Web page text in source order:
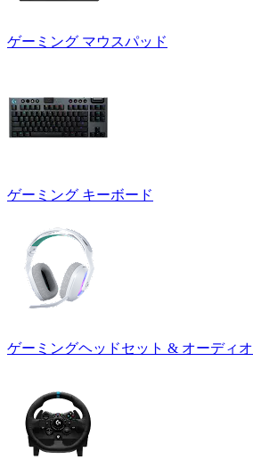
ゲーミング マウスパッド
ゲーミング キーボード
ゲーミングヘッドセット & オーディオ